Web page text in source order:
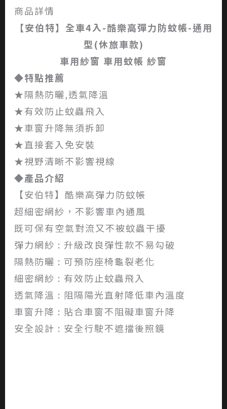
商品詳情
【安伯特】 全車4入-酷樂高彈力防蚊帳-通用
型(休旅車款)
車用紗窗 車用蚊帳 紗窗
◆特點推薦
★隔熱防曬,透氣降溫
★有效防止蚊蟲飛入
★車窗升降無須拆卸
★直接套入免安裝
★視野清晰不影響視線
◆產品介紹
【安伯特】酷樂高彈力防蚊帳
超細密網紗，不影響車內通風
既可保有空氣對流又不被蚊蟲干擾
彈力網紗 : 升級改良彈性款不易勾破
隔熱防曬 : 可預防座椅龜裂老化
細密網紗 : 有效防止蚊蟲飛入
透氣降溫 : 阻隔陽光直射降低車內溫度
車窗升降 : 貼合車窗不阻礙車窗升降
安全設計 : 安全行駛不遮擋後照鏡